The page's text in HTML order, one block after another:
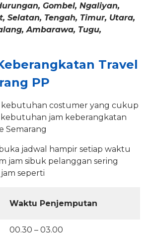
Gombel, Ngaliyan,
Selatan, Tengah, Timur, Utara,
Ambarawa, Tugu,
Travel
PP
costumer yang cukup
jam keberangkatan
Semarang
jadwal hampir setiap waktu
jam sibuk pelanggan sering
seperti
Waktu Penjemputan
00.30 – 03.00